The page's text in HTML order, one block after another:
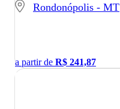
Rondonópolis - MT
a partir de R$ 241,87